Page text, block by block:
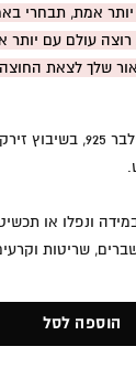
אמת, תבחרי
עולם עם יותר
שלך לצאת
ונפלו או
שריטות
הוספה לסל